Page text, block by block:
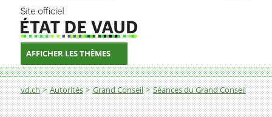
AFFICHER LES THÈMES
Fil d'Ariane
vd.ch Autorités Grand Conseil Séances du Grand Conseil